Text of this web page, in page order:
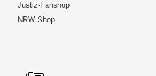
Justiz-Fanshop
NRW-Shop